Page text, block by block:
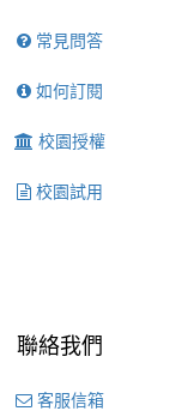
常見問答
如何訂閱
校園授權
校園試用
聯絡我們
客服信箱